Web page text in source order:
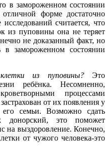
в замороженном состоянии
форме достаточно
считается, что
из пуповины она не теряет
не доказанный факт, но
в замороженном состоянии
из пуповины?Это
ребёнка. Несомненно,
процессами
от их появления у
семьи. Возможно сдать
донорский, это поможет
выздоровление. Конечно,
от чужого человека-это